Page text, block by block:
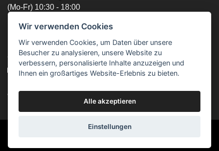
(Mo-Fr) 10:30 - 18:00
(So) - geschlossen
Lidická 719/79, 602 00 Brno, Brno-střed-Veveří
+420 777 933 354
brno@5semen.cz
Wir akzeptieren Online-Zahlungen:
© 2010 - 2026 5semen.cz | Der Inhalt dieser Website
Wir verwenden Cookies
Wir verwenden Cookies, um Daten über unsere
Besucher zu analysieren, unsere Website zu
verbessern, personalisierte Inhalte anzuzeigen und
Ihnen ein großartiges Website-Erlebnis zu bieten.
Alle akzeptieren
Einstellungen